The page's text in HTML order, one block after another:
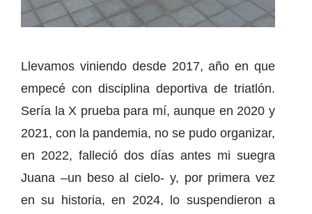
Llevamos viniendo desde 2017, año en que
empecé con disciplina deportiva de triatlón.
Sería la X prueba para mí, aunque en 2020 y
2021, con la pandemia, no se pudo organizar,
en 2022, falleció dos días antes mi suegra
Juana –un beso al cielo- y, por primera vez
en su historia, en 2024, lo suspendieron a